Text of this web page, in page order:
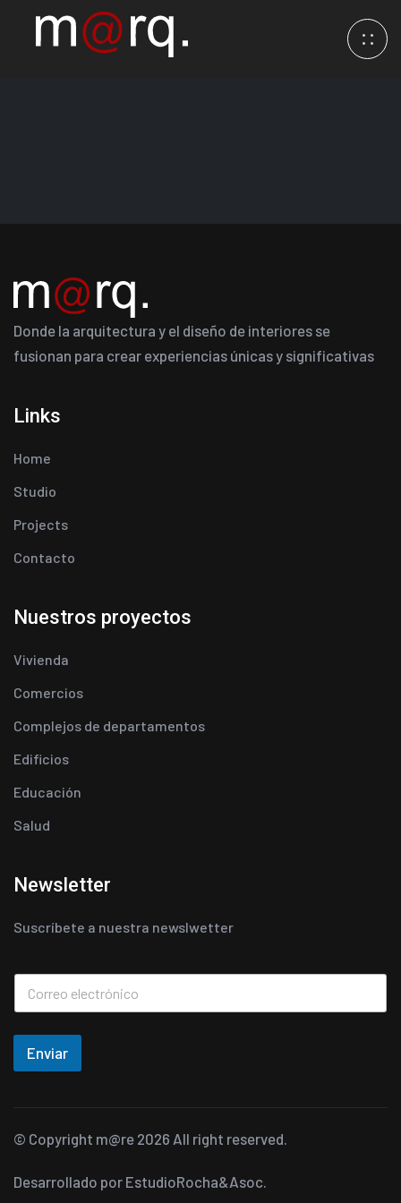
Donde la arquitectura y el diseño de interiores se
fusionan para crear experiencias únicas y significativas
Links
Home
Studio
Projects
Contacto
Nuestros proyectos
Vivienda
Comercios
Complejos de departamentos
Edificios
Educación
Salud
Newsletter
Suscríbete a nuestra newslwetter
Enviar
© Copyright m@re 2026 All right reserved.
Desarrollado por EstudioRocha&Asoc.